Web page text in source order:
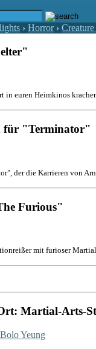
› Horror ›
in euren Heimkinos
für "Terminator"
der die Karrieren von
Furious"
mit furioser
Martial-Arts-